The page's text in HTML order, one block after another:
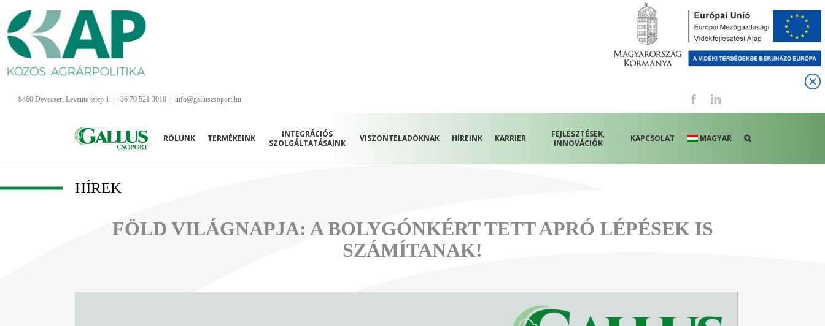
Kihagyás
8460 Devecser, Levente telep 1. | +36 70 521 3010 info@galluscsoport.hu FacebookLinkedIn
RÓLUNK TERMÉKEINK
INTEGRÁCIÓS
SZOLGÁLTATÁSAINK
VISZONTELADÓKNAK HÍREINK KARRIER
FEJLESZTÉSEK,
INNOVÁCIÓK
KAPCSOLAT MAGYAR
HÍREK
FÖLD VILÁGNAPJA: A BOLYGÓNKÉRT TETT APRÓ LÉPÉSEK IS
SZÁMÍTANAK!